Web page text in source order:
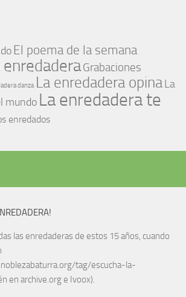
El poema de la semana
enredaderaGrabaciones
danza La enredadera opinaLa
mundo La enredadera te
enredados
las enredaderas de estos 15 años, cuando
tag/escucha-la-
en archive.org e Ivoox).